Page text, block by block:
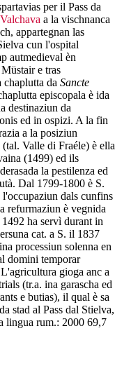
per il Pass da
Valchava a la vischnanca
appartegnan las
cun l'ospital
autmedieval èn
e tras
da Sancte
episcopala è ida
destinaziun da
ed in ospizi. A la fin
a la posiziun
Valle di Fraéle) è ella
(1499) ed ils
la pestilenza ed
Dal 1799-1800 è S.
dals cunfins
refurmaziun è vegnida
ha servì durant in
cat. a S. il 1837
processiun solenna en
domini temporar
gioga anc a
(tr.a. ina garascha ed
e butias), il qual è sa
stad al Pass dal Stielva,
lingua rum.: 2000 69,7